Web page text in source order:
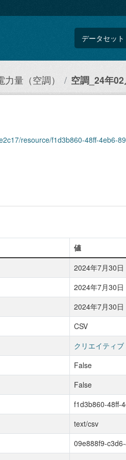
データセット
量（空調） 空調_24年
resource/f1d3b860-48ff-4eb6-
値
2024年7月30日
2024年7月30日
2024年7月30日
CSV
クリエイティ
False
False
f1d3b860-48ff-
text/csv
09e888f9-